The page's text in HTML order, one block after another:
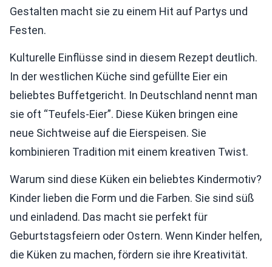
Gestalten macht sie zu einem Hit auf Partys und
Festen.
Kulturelle Einflüsse sind in diesem Rezept deutlich.
In der westlichen Küche sind gefüllte Eier ein
beliebtes Buffetgericht. In Deutschland nennt man
sie oft “Teufels-Eier”. Diese Küken bringen eine
neue Sichtweise auf die Eierspeisen. Sie
kombinieren Tradition mit einem kreativen Twist.
Warum sind diese Küken ein beliebtes Kindermotiv?
Kinder lieben die Form und die Farben. Sie sind süß
und einladend. Das macht sie perfekt für
Geburtstagsfeiern oder Ostern. Wenn Kinder helfen,
die Küken zu machen, fördern sie ihre Kreativität.